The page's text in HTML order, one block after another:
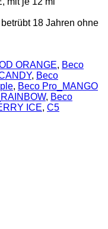
18 Jahren ohne
ORANGE, Beco
, Beco
, Beco Pro_MANGO
, Beco
ICE, C5